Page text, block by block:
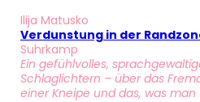
Ilija Matusko
Verdunstung in der R
Suhrkamp
Ein gefühlvolles,
Schlaglichtern – über das
einer Kneipe und das, was